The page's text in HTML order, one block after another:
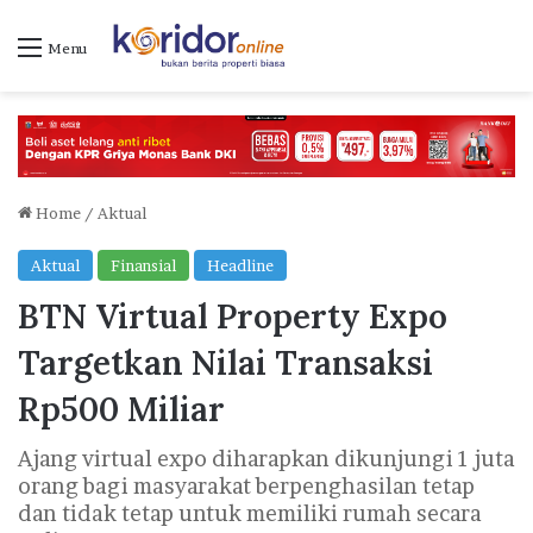
Menu
Home / Aktual
Aktual Finansial Headline
BTN Virtual Property Expo
Targetkan Nilai Transaksi
Rp500 Miliar
Ajang virtual expo diharapkan dikunjungi 1 juta
orang bagi masyarakat berpenghasilan tetap
dan tidak tetap untuk memiliki rumah secara